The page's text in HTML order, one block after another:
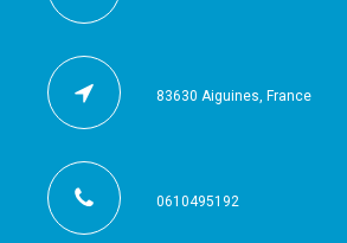
83630 Aiguines, France
0610495192